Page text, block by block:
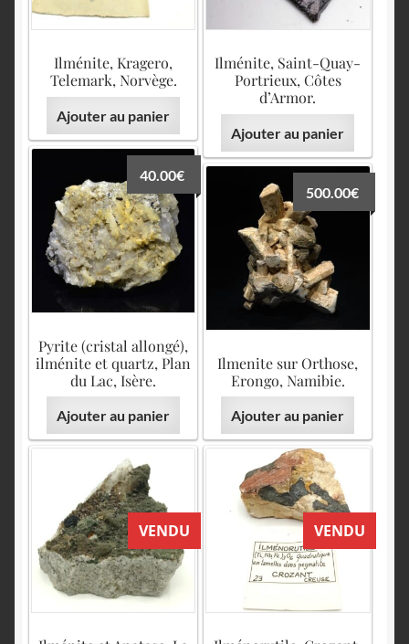
Ilménite, Kragero,
Telemark, Norvège.
Ajouter au panier
Ilménite, Saint-Quay-
Portrieux, Côtes
d’Armor.
Ajouter au panier
Pyrite (cristal allongé),
ilménite et quartz, Plan
du Lac, Isère.
40.00€
Ajouter au panier
Ilmenite sur Orthose,
Erongo, Namibie.
500.00€
Ajouter au panier
VENDU VENDU